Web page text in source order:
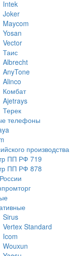
Intek
Joker
Maycom
Yosan
Vector
Таис
Albrecht
AnyTone
Alinco
Комбат
Ajetrays
Терек
телефоны
производства
ПП РФ 719
ПП РФ 878
Sirus
Vertex Standard
Icom
Wouxun